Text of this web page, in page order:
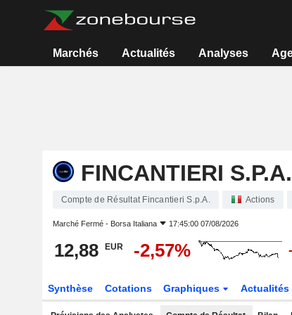
Marchés Actualités Analyses
FINCANTIERI S.P.A.
Compte de Résultat Fincantieri S.p.A. Actions
Marché Fermé - Borsa Italiana 17:45:00 07/08/2026
12,88 EUR -2,57%
Synthèse Cotations Graphiques Actualités